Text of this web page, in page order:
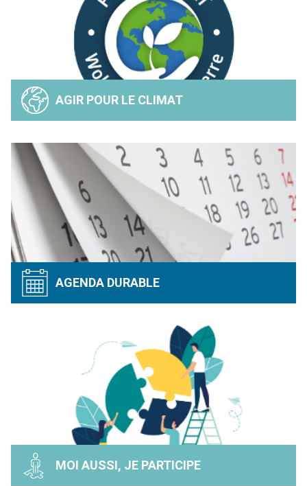
AGIR POUR LE CLIMAT
AGENDA DURABLE
MOI AUSSI, JE PARTICIPE